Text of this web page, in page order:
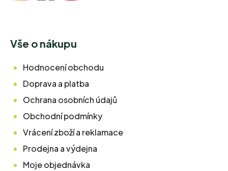
Vše o nákupu
Hodnocení obchodu
Doprava a platba
Ochrana osobních údajů
Obchodní podmínky
Vrácení zboží a reklamace
Prodejna a výdejna
Moje objednávka